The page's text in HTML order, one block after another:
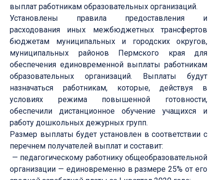
выплат работникам образовательных организаций.
Установлены правила предоставления и
расходования иных межбюджетных трансфертов
бюджетам муниципальных и городских округов,
муниципальных районов Пермского края для
обеспечения единовременной выплаты работникам
образовательных организаций. Выплаты будут
назначаться работникам, которые, действуя в
условиях режима повышенной готовности,
обеспечили дистанционное обучение учащихся и
работу дошкольных дежурных групп.
Размер выплаты будет установлен в соответствии с
перечнем получателей выплат и составит:
— педагогическому работнику общеобразовательной
организации — единовременно в размере 25% от его